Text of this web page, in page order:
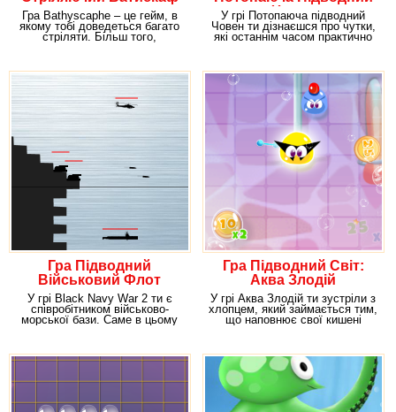
Гра Bathyscaphe – це гейм, в
якому тобі доведеться багато
стріляти. Більш того,
Човен
У грі Потопаюча підводний
Човен ти дізнаєшся про чутки,
які останнім часом практично
Гра Підводний
Військовий Флот
У грі Black Navy War 2 ти є
співробітником військово-
морської бази. Саме в цьому
Гра Підводний Світ:
Аква Злодій
У грі Аква Злодій ти зустріли з
хлопцем, який займається тим,
що наповнює свої кишені